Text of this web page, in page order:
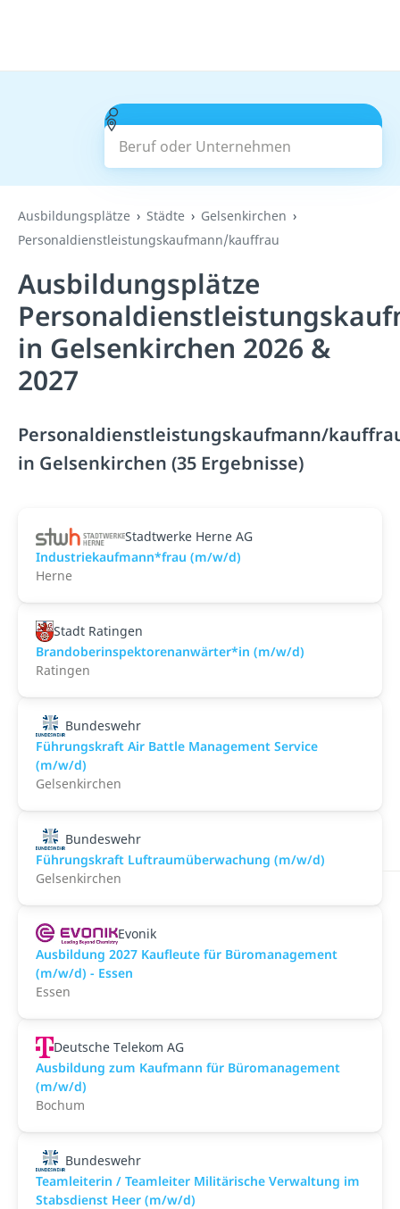
Beruf oder Unternehmen
Suchen
Ausbildungsplätze Städte
Gelsenkirchen
Personaldienstleistungskaufmann/kauffrau
Ausbildungsplätze
in Gelsenkirchen 2026 &
2027
Personaldienstleistungskaufmann/
in Gelsenkirchen (35 Ergebnisse)
Stadtwerke Herne AG
Industriekaufmann*frau (m/w/d)
Herne
Stadt Ratingen
Brandoberinspektorenanwärter*in (m/w/d)
Ratingen
Bundeswehr
Führungskraft Air Battle Management Service
(m/w/d)
Gelsenkirchen
Bundeswehr
Führungskraft Luftraumüberwachung (m/w/d)
Gelsenkirchen
Evonik
Ausbildung 2027 Kaufleute für Büromanagement
(m/w/d) - Essen
Essen
Deutsche Telekom AG
Ausbildung zum Kaufmann für Büromanagement
(m/w/d)
Bochum
Bundeswehr
Teamleiterin / Teamleiter Militärische Verwaltung im
Stabsdienst Heer (m/w/d)